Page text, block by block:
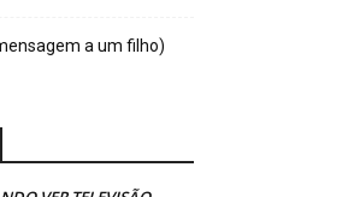
a um filho)